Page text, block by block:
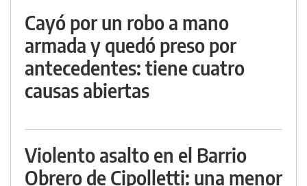
Cayó por un robo a mano
armada y quedó preso por
antecedentes: tiene cuatro
causas abiertas
Violento asalto en el Barrio
Obrero de Cipolletti: una menor